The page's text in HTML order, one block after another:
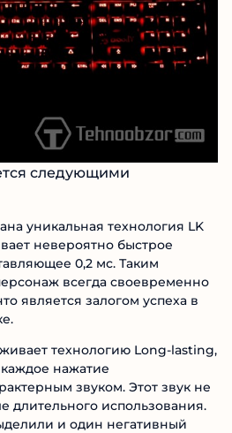
следующими
уникальная технология LK
невероятно быстрое
0,2 мс. Таким
всегда своевременно
является залогом успеха в
технологию Long-lasting,
нажатие
звуком. Этот звук не
длительного использования.
и один негативный